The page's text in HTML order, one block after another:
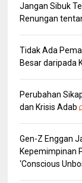
Jangan Sibuk
Renungan
Tidak Ada
Besar daripada
Perubahan
dan Krisis Adab
Gen-Z Enggan
Kepemimpinan
‘Conscious